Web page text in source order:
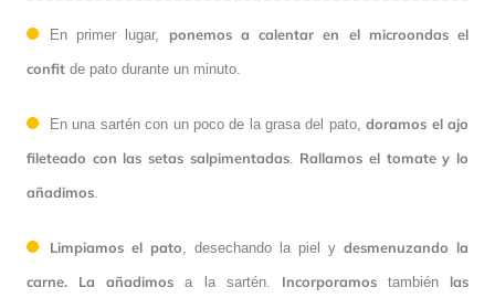
En primer lugar, ponemos a calentar en el microondas el
confit de pato durante un minuto.
En una sartén con un poco de la grasa del pato,doramos el ajo
fileteado con las setas salpimentadas. Rallamos el tomate y lo
añadimos
Limpiamos el pato , desechando la piel y desmenuzando la
carne. La añadimos a la sartén. Incorporamos también las